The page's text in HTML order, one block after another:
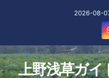
2026-08-
上野浅草ガイ